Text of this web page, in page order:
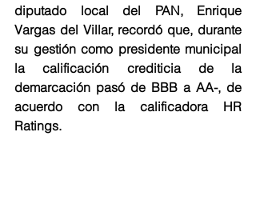
diputado local del PAN, Enrique
Vargas del Villar, recordó que, durante
su gestión como presidente municipal
la calificación crediticia de la
demarcación pasó de BBB a AA-, de
acuerdo con la calificadora HR
Ratings.